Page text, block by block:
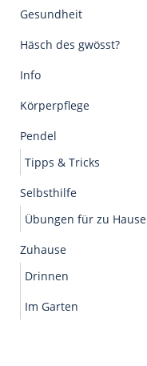
Gesundheit
Häsch des gwösst?
Info
Körperpflege
Pendel
Tipps & Tricks
Selbsthilfe
Übungen für zu Hause
Zuhause
Drinnen
Im Garten